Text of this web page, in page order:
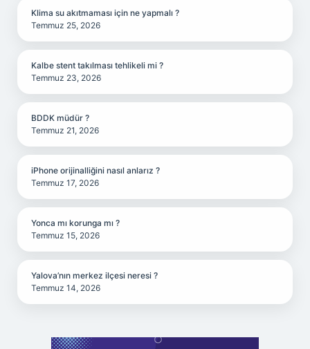
Klima su akıtmaması için ne yapmalı ?
Temmuz 25, 2026
Kalbe stent takılması tehlikeli mi ?
Temmuz 23, 2026
BDDK müdür ?
Temmuz 21, 2026
iPhone orijinalliğini nasıl anlarız ?
Temmuz 17, 2026
Yonca mı korunga mı ?
Temmuz 15, 2026
Yalova’nın merkez ilçesi neresi ?
Temmuz 14, 2026